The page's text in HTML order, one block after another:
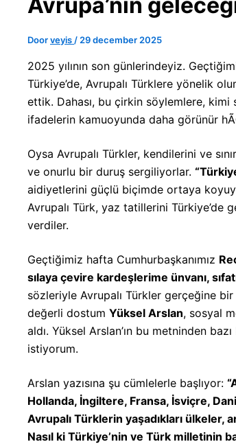
Doorveyis / 29 december 2025
2025 yılının son günlerindeyiz.
Türkiye’de, Avrupalı Türklere yönelik
ettik. Dahası, bu çirkin söylemlere,
ifadelerin kamuoyunda daha görünür
Oysa Avrupalı Türkler, kendilerini ve
ve onurlu bir duruş sergiliyorlar.
aidiyetlerini güçlü biçimde ortaya
Avrupalı Türk, yaz tatillerini Türkiye’de
verdiler.
Geçtiğimiz hafta Cumhurbaşkanımız
sılaya çevire kardeşlerime ünvanı,
sözleriyle Avrupalı Türkler gerçeğine
değerli dostum Yüksel Arslan, sosyal
aldı. Yüksel Arslan’ın bu metninden
istiyorum.
Arslan yazısına şu cümlelerle başlıyor:
Hollanda, İngiltere, Fransa, İsviçre,
Avrupalı Türklerin yaşadıkları
Nasıl ki Türkiye’nin ve Türk milletinin